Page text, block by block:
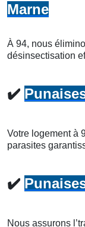
Marne
À 94, nous
désinsectisation
✔️
Votre logement à
parasites
✔️
Nous assurons